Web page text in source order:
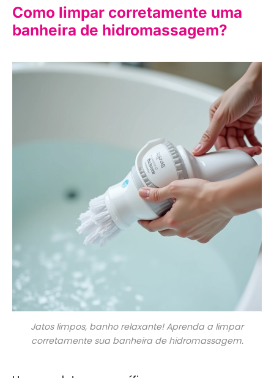
Como limpar corretamente uma
banheira de hidromassagem?
Jatos limpos, banho relaxante! Aprenda a limpar
corretamente sua banheira de hidromassagem.